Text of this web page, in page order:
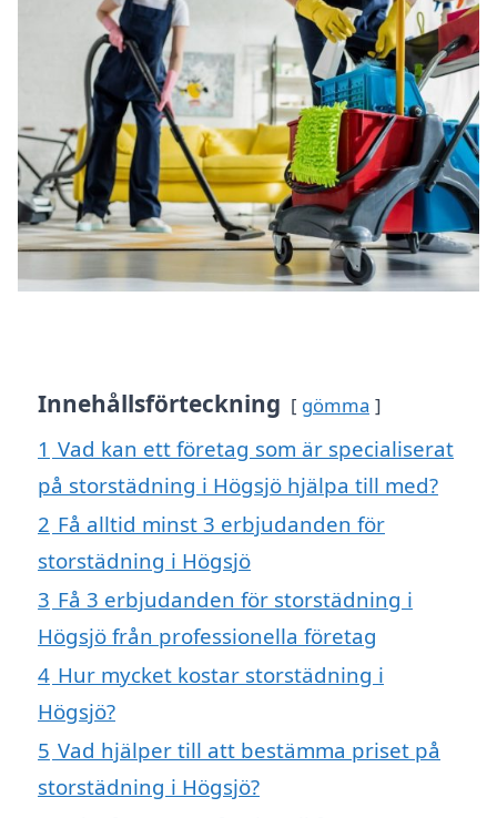
Innehållsförteckning gömma
1 Vad kan ett företag som är specialiserat
på storstädning i Högsjö hjälpa till med?
2 Få alltid minst 3 erbjudanden för
storstädning i Högsjö
3 Få 3 erbjudanden för storstädning i
Högsjö från professionella företag
4 Hur mycket kostar storstädning i
Högsjö?
5 Vad hjälper till att bestämma priset på
storstädning i Högsjö?